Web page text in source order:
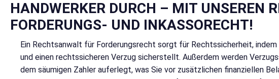
HANDWERKER DURCH – MIT UNSEREN
FORDERUNGS- UND INKASSORECHT!
Ein Rechtsanwalt für Forderungsrecht sorgt für Rechtssicherheit,
und einen rechtssicheren Verzug sicherstellt. Außerdem werden
dem säumigen Zahler auferlegt, was Sie vor zusätzlichen finanziellen